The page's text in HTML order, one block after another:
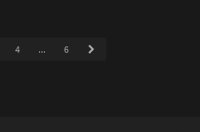
4 ... 6